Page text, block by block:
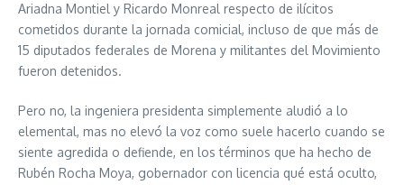
Ariadna Montiel y Ricardo Monreal respecto de ilícitos
cometidos durante la jornada comicial, incluso de que más de
15 diputados federales de Morena y militantes del Movimiento
fueron detenidos.
Pero no, la ingeniera presidenta simplemente aludió a lo
elemental, mas no elevó la voz como suele hacerlo cuando se
siente agredida o defiende, en los términos que ha hecho de
Rubén Rocha Moya, gobernador con licencia qué está oculto,